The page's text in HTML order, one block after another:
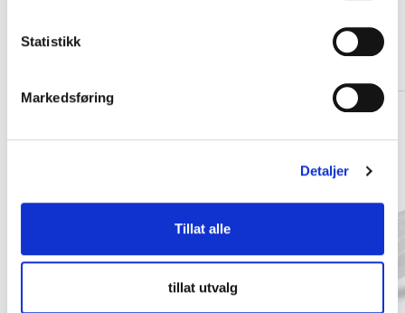
Statistikk
Markedsføring
Detaljer
Tillat alle
tillat utvalg
DETALJER +